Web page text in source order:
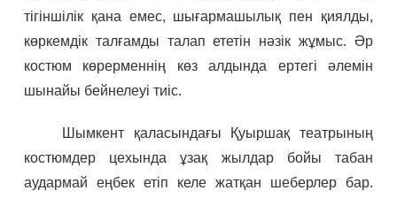
тігіншілік қана емес, шығармашылық пен қиялды,
көркемдік талғамды талап ететін нәзік жұмыс. Әр
костюм көрерменнің көз алдында ертегі әлемін
шынайы бейнелеуі тиіс.
Шымкент қаласындағы Қуыршақ театрының
костюмдер цехында ұзақ жылдар бойы табан
аудармай еңбек етіп келе жатқан шеберлер бар.